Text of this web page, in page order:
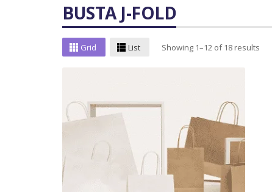
BUSTA J-FOLD
Grid List Showing 1–12 of 18 results